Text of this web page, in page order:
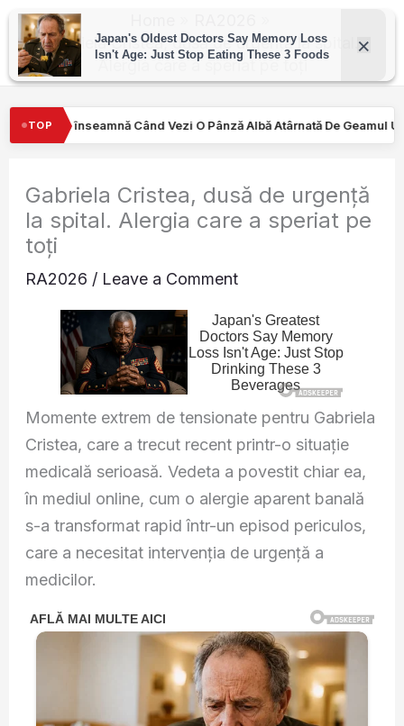
Skip
content
Gabriela Cristea, dusă de urgență la spital.
Alergia care a speriat pe toți
TOP
O Pânză Albă Atârnată De Geamul Unei Mașini. Semnalul…
Gabriela Cristea, dusă de urgență
la spital. Alergia care a speriat pe
toți
RA2026 / Leave a Comment
Momente extrem de tensionate pentru Gabriela
Cristea, care a trecut recent printr-o situație
medicală serioasă. Vedeta a povestit chiar ea,
în mediul online, cum o alergie aparent banală
s-a transformat rapid într-un episod periculos,
care a necesitat intervenția de urgență a
medicilor.